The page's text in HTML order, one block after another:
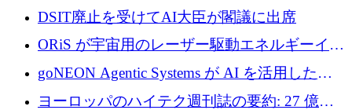
製ブレード工場の建設にEU補助金4,800万ユ
ーロを確保
DSIT廃止を受けてAI大臣が閣議に出席
ORiS が宇宙用のレーザー駆動エネルギーイン
フラの構築に 500 万ユーロを調達
goNEON Agentic Systems が AI を活用したイ
ンフラ計画を加速するために 16 万ユーロを確
ヨーロッパのハイテク週刊誌の要約: 27 億ユ